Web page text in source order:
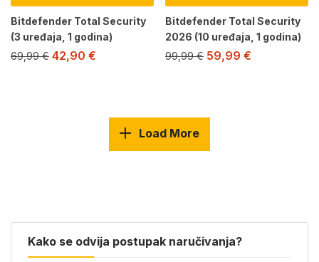
Bitdefender Total Security
(3 uređaja, 1 godina)
69,99€ 42,90 €
Bitdefender Total Security
2026 (10 uređaja, 1 godina)
99,99€ 59,99 €
Load More
Kako se odvija postupak naručivanja?